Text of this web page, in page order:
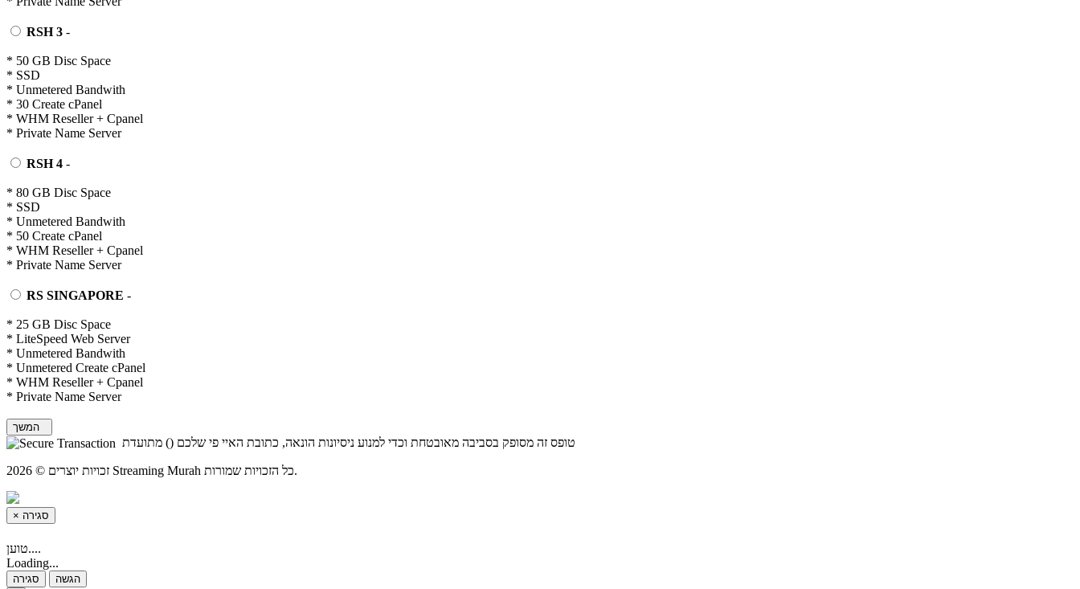
RSH 3 -
* 50 GB Disc Space
* SSD
* Unmetered Bandwith
* 30 Create cPanel
* WHM Reseller + Cpanel
* Private Name Server
RSH 4 -
* 80 GB Disc Space
* SSD
* Unmetered Bandwith
* 50 Create cPanel
* WHM Reseller + Cpanel
* Private Name Server
RS SINGAPORE -
* 25 GB Disc Space
* LiteSpeed Web Server
* Unmetered Bandwith
* Unmetered Create cPanel
* WHM Reseller + Cpanel
* Private Name Server
טופס זה מסופק בסביבה מאובטחת וכדי למנוע ניסיונות הונאה, כתובת האיי פי שלכם () מתועדת
זכויות יוצרים © 2026 Streaming Murah כל הזכויות שמורות.
× סגירה
טוען....
Loading...
סגירה הגשה